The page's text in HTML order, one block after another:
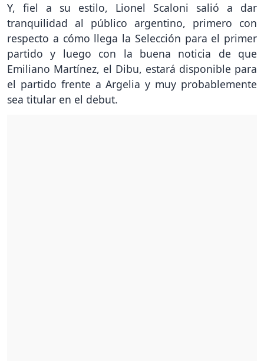
Y, fiel a su estilo, Lionel Scaloni salió a dar
tranquilidad al público argentino, primero con
respecto a cómo llega la Selección para el primer
partido y luego con la buena noticia de que
Emiliano Martínez, el Dibu, estará disponible para
el partido frente a Argelia y muy probablemente
sea titular en el debut.